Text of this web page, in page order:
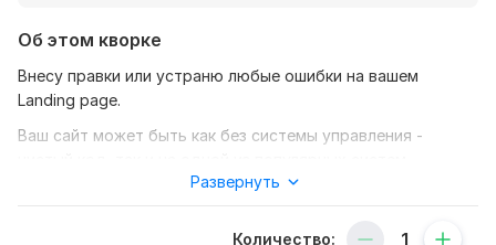
Об этом кворке
Внесу правки или устраню любые ошибки на вашем
Landing page.
Ваш сайт может быть как без системы управления -
управления: Drupal, Wordpress, Joomla, Bitrix.
Развернуть
Количество: